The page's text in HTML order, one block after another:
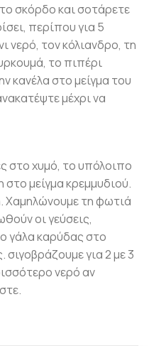
σκόρδο και σοτάρετε
περίπου για 5
νερό, τον κόλιανδρο, τη
το πιπέρι
κανέλα στο μείγμα του
μέχρι να
στο χυμό, το υπόλοιπο
στο μείγμα κρεμμυδιού.
Χαμηλώνουμε τη φωτιά
οι γεύσεις,
γάλα καρύδας στο
σιγοβράζουμε για 2 με 3
νερό αν